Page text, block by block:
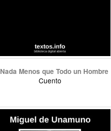
Nada Menos que Todo un Hombre
Cuento